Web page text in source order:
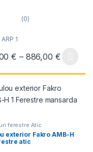
76,00 € până la
pot fi alese în
(0)
1
€ – 886,00 €Interval
produs are mai multe
ferestre Atic
exterior Fakro AMB-H
atic